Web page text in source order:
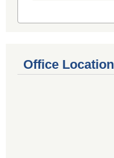
Office Location